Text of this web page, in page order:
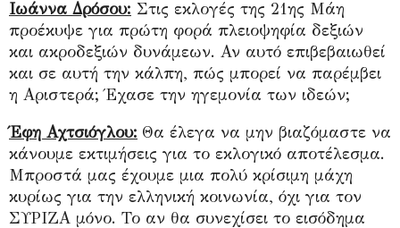
Ιωάννα Δρόσου: Στις εκλογές της 21ης Μάη
προέκυψε για πρώτη φορά πλειοψηφία δεξιών
και ακροδεξιών δυνάμεων. Αν αυτό επιβεβαιωθεί
και σε αυτή την κάλπη, πώς μπορεί να παρέμβει
η Αριστερά; Έχασε την ηγεμονία των ιδεών;
Έφη Αχτσιόγλου: Θα έλεγα να μην βιαζόμαστε να
κάνουμε εκτιμήσεις για το εκλογικό αποτέλεσμα.
Μπροστά μας έχουμε μια πολύ κρίσιμη μάχη
κυρίως για την ελληνική κοινωνία, όχι για τον
ΣΥΡΙΖΑ μόνο. Το αν θα συνεχίσει το εισόδημα